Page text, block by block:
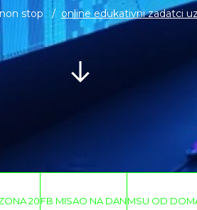
stop online edukativni zadatci
20FB MISAO NA DANMSU OD